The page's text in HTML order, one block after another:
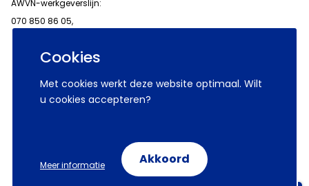
Cookies
Met cookies werkt deze website optimaal. Wilt
u cookies accepteren?
Meer informatie Akkoord
AWVN-werkgeverslijn:
070 850 86 05,
© 2026 AWVN
Volg ons op: